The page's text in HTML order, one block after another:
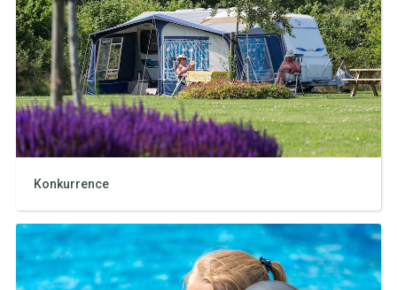
Konkurrence